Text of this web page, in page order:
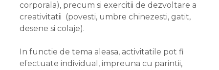
corporala), precum si exercitii de dezvoltare a
creativitatii (povesti, umbre chinezesti, gatit,
desene si colaje).
In functie de tema aleasa, activitatile pot fi
efectuate individual, impreuna cu parintii,